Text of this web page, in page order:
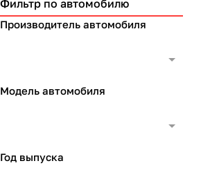
Фильтр по автомобилю
Производитель автомобиля
Модель автомобиля
Год выпуска